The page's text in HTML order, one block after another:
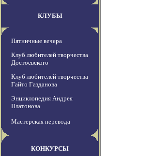
КЛУБЫ
Пятничные вечера
Клуб любителей творчества
Достоевского
Клуб любителей творчества
Гайто Газданова
Энциклопедия Андрея
Платонова
Мастерская перевода
КОНКУРСЫ